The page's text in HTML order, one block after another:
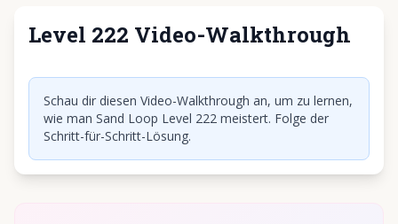
Level 222 Video-Walkthrough
Klicken, um Video abzuspielen
Schau dir diesen Video-Walkthrough an, um zu lernen,
wie man Sand Loop Level 222 meistert. Folge der
Schritt-für-Schritt-Lösung.